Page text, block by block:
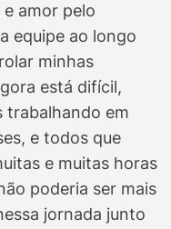
amor pelo
equipe ao longo
minhas
está difícil,
trabalhando em
e todos que
e muitas horas
poderia ser mais
jornada junto